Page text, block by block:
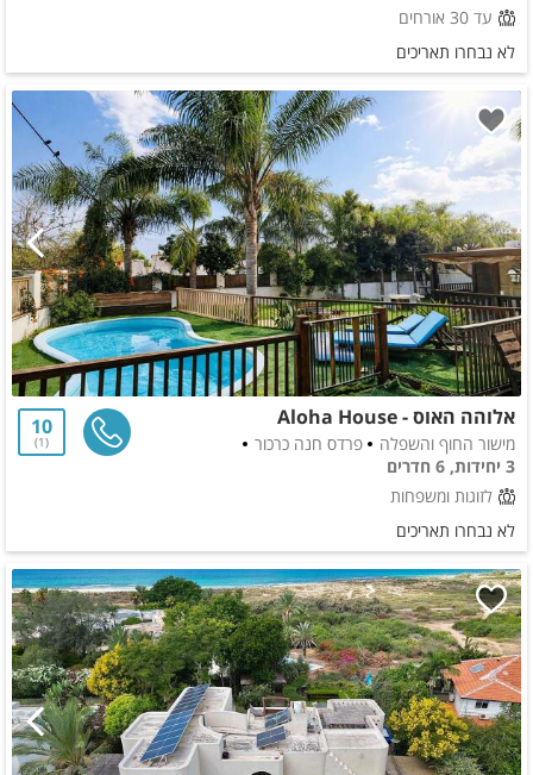
עד 30 אורחים
לא נבחרו תאריכים
אלוהה האוס - Aloha House
מישור החוף והשפלה
פרדס חנה כרכור
3 יחידות, 6 חדרים
לזוגות ומשפחות
10
1
לא נבחרו תאריכים